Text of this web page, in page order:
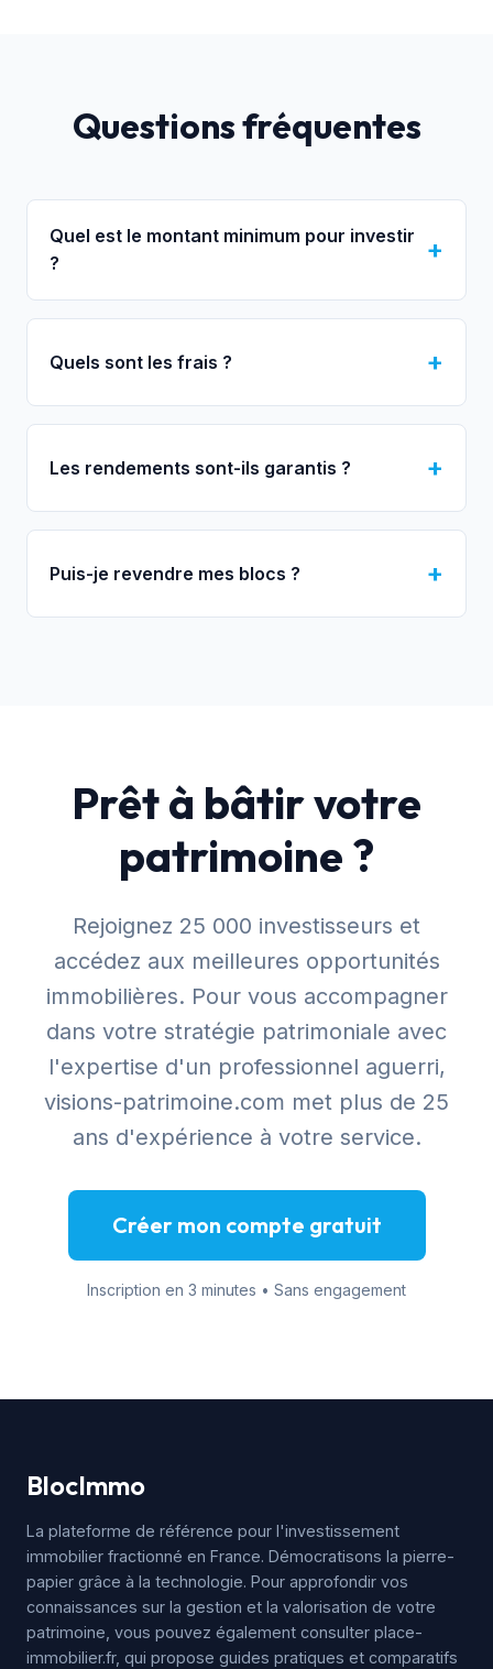
Questions fréquentes
Quel est le montant minimum pour investir
?
Quels sont les frais ?
Les rendements sont-ils garantis ?
Puis-je revendre mes blocs ?
Prêt à bâtir votre
patrimoine ?
Rejoignez 25 000 investisseurs et
accédez aux meilleures opportunités
immobilières. Pour vous accompagner
dans votre stratégie patrimoniale avec
l'expertise d'un professionnel aguerri,
visions-patrimoine.com met plus de 25
ans d'expérience à votre service.
Créer mon compte gratuit
Inscription en 3 minutes • Sans engagement
BlocImmo
La plateforme de référence pour l'investissement
immobilier fractionné en France. Démocratisons la pierre-
papier grâce à la technologie. Pour approfondir vos
connaissances sur la gestion et la valorisation de votre
patrimoine, vous pouvez également consulter place-
immobilier.fr, qui propose guides pratiques et comparatifs